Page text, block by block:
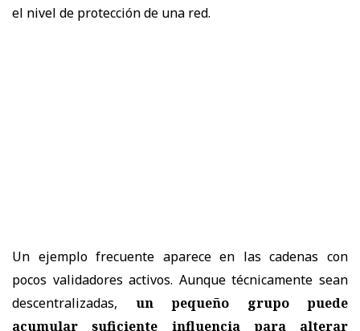
el nivel de protección de una red.
Un ejemplo frecuente aparece en las cadenas con
pocos validadores activos. Aunque técnicamente sean
descentralizadas, un pequeño grupo puede
acumular suficiente influencia para alterar